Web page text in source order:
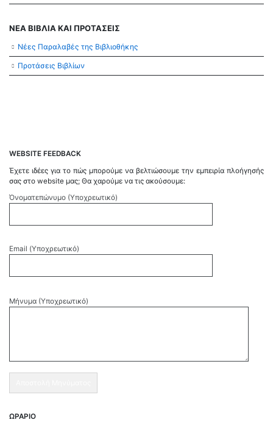
ΝΕΑ ΒΙΒΛΙΑ ΚΑΙ ΠΡΟΤΑΣΕΙΣ
Νέες Παραλαβές της Βιβλιοθήκης
Προτάσεις Βιβλίων
WEBSITE FEEDBACK
Έχετε ιδέες για το πώς μπορούμε να βελτιώσουμε την εμπειρία πλοήγησής
σας στο website μας; Θα χαρούμε να τις ακούσουμε:
Όνοματεπώνυμο (Υποχρεωτικό)
Email (Υποχρεωτικό)
Μήνυμα (Υποχρεωτικό)
ΩΡΑΡΙΟ